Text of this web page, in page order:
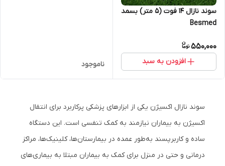
سوند نازال ۱۴ فوت (5 متر) بسمد
Besmed
550,000
افزودن به سبد ناموجود
سوند نازال اکسیژن یکی از ابزارهای پزشکی پرکاربرد برای انتقال
اکسیژن به بیماران نیازمند به کمک تنفسی است. این دستگاه
ساده و کاربرپسند به‌طور عمده در بیمارستان‌ها، کلینیک‌ها، مراکز
درمانی و حتی در منزل برای کمک به بیماران مبتلا به بیماری‌های